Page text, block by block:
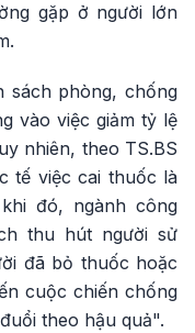
gặp ở người lớn
sách phòng, chống
vào việc giảm tỷ lệ
nhiên, theo TS.BS
tế việc cai thuốc là
đó, ngành công
thu hút người sử
đã bỏ thuốc hoặc
cuộc chiến chống
theo hậu quả".